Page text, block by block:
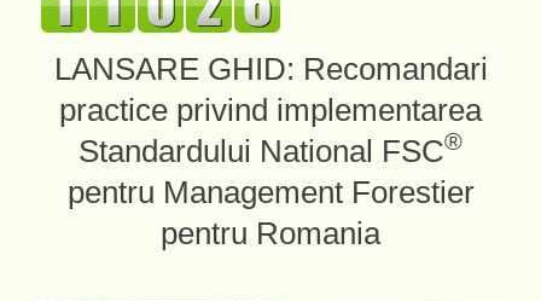
LANSARE GHID: Recomandari
practice privind implementarea
Standardului National FSC®
pentru Management Forestier
pentru Romania